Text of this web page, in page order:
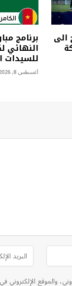
الى برنامج
النهائي
للسيدات
أغسطس 8, 2026
والموقع